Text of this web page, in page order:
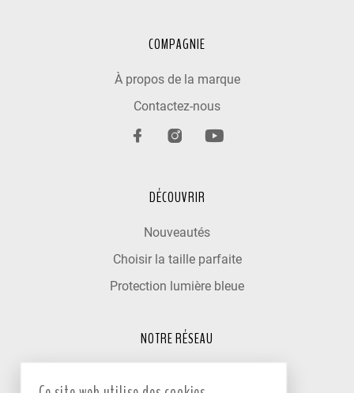
COMPAGNIE
À propos de la marque
Contactez-nous
DÉCOUVRIR
Nouveautés
Choisir la taille parfaite
Protection lumière bleue
NOTRE RÉSEAU